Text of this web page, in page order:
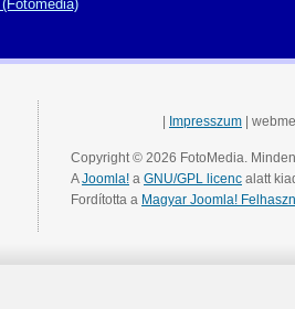
Impresszum |
Copyright © 2026 FotoMedia.
AJoomla! a GNU/GPL licenc alatt
Fordította a Magyar Joomla!